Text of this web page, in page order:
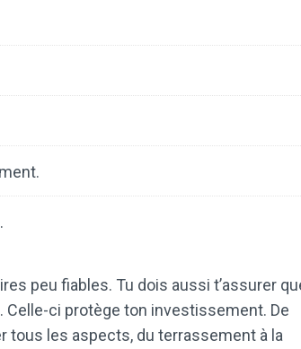
peu fiables. Tu dois aussi t’assurer
ci protège ton investissement. De
tous les aspects, du terrassement à la